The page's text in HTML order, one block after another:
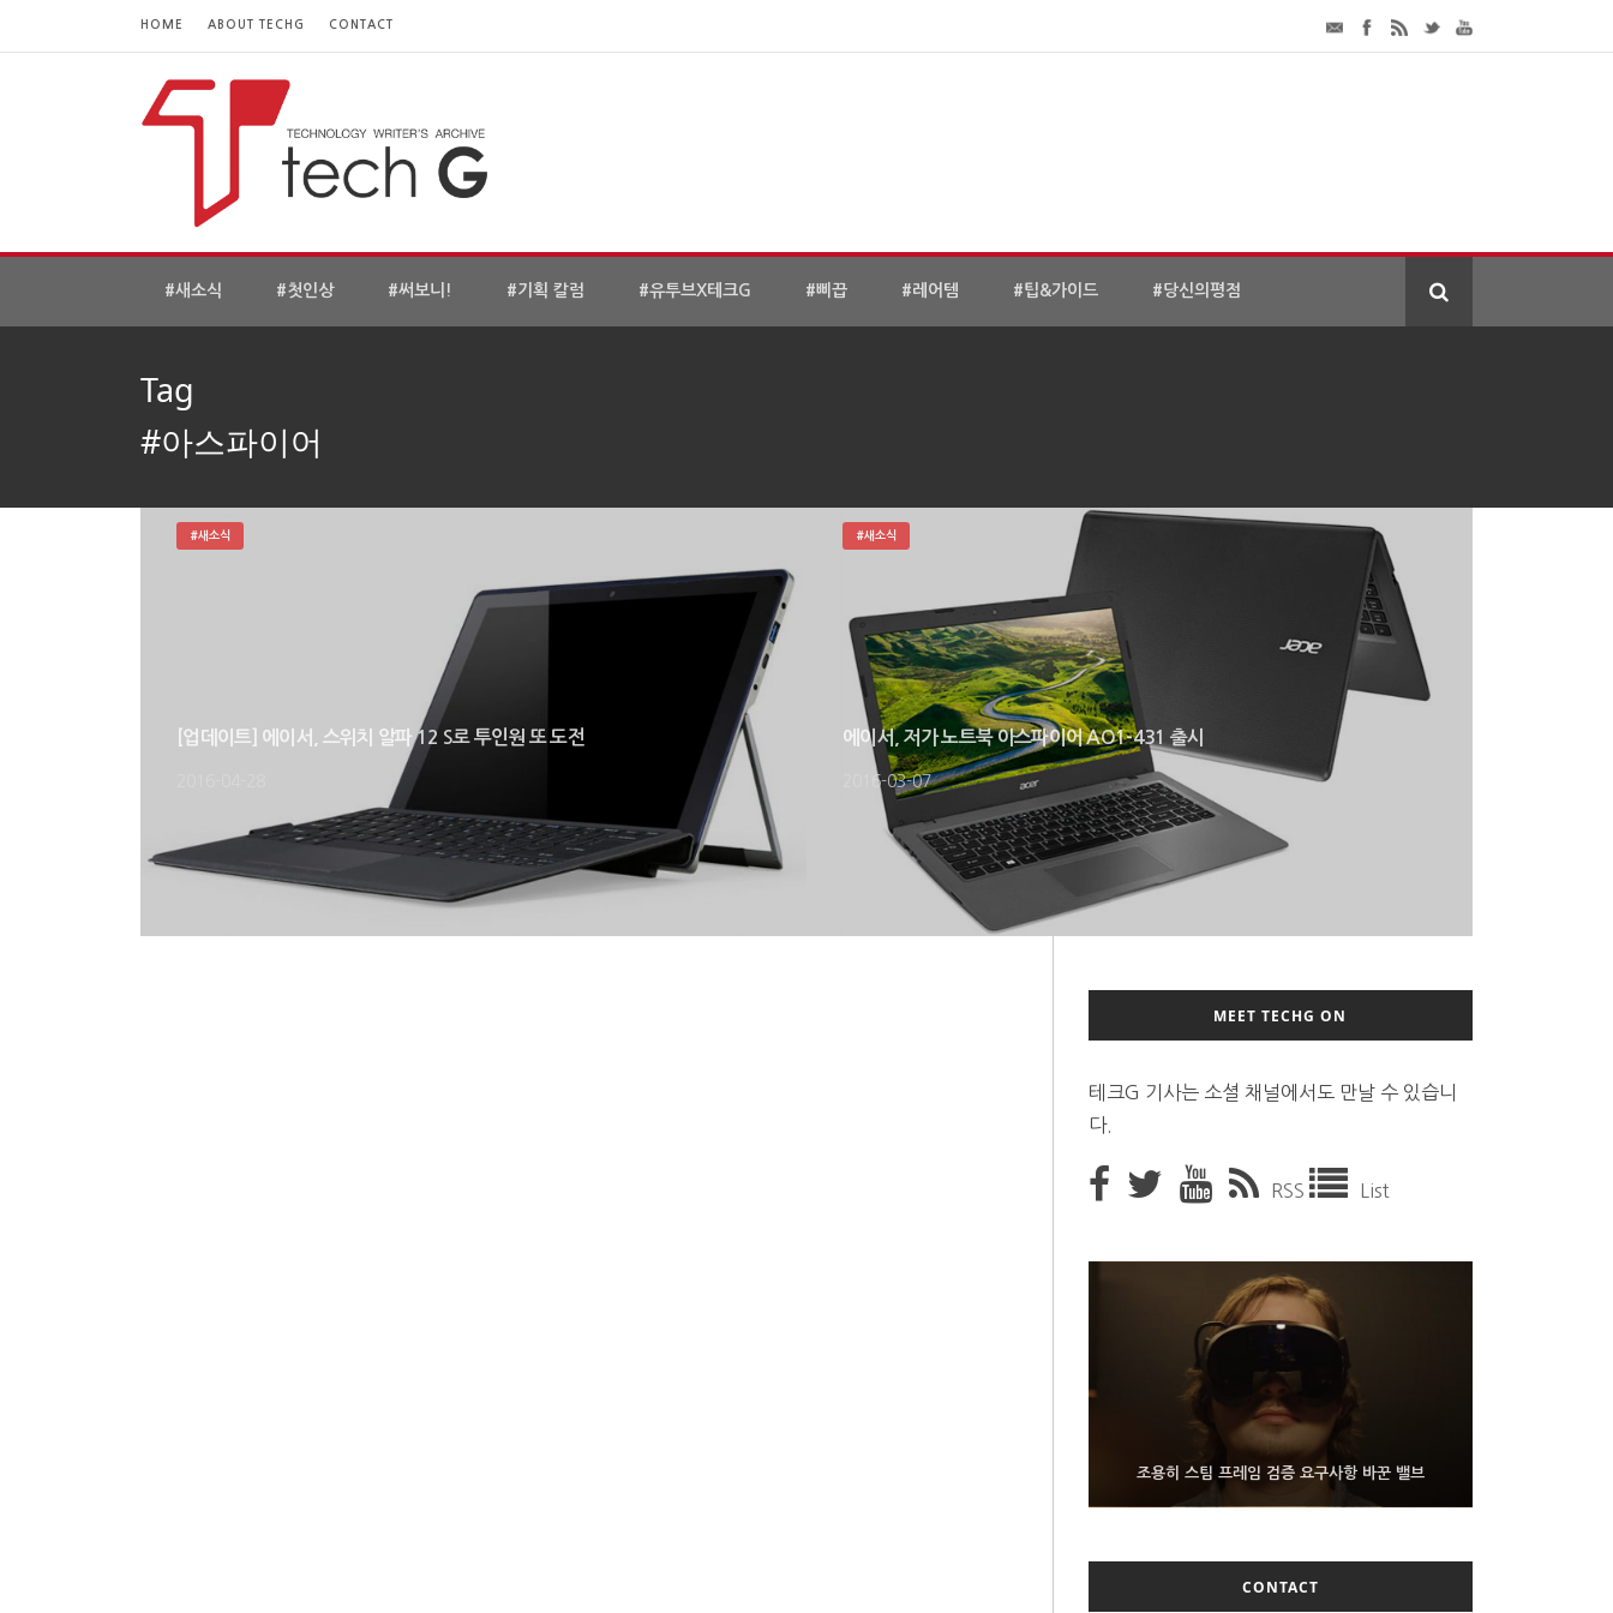
HOME ABOUT TECHG CONTACT
#새소식 #첫인상 #써보니! #기획 칼럼 #유투브X테크G #삐끕 #레어템 #팁&가이드 #당신의평점
Tag
#아스파이어
[업데이트] 에이서, 스위치 알파 12 S로 투인원 또 도전
#새소식
에이서, 저가 노트북 아스파이어 AO1-431 출시
2016-03-07
#새소식
MEET TECHG ON
테크G 기사는 소셜 채널에서도 만날 수 있습니
다.
RSS List
조용히 스팀 프레임 검증 요구사항 바꾼 밸브
9월 4일부터 서비스 접는 안드로이드 장치용 구글 어
시스턴트
FMS 2026서 차세대 3D 메모리 ZHBM·ZNAND-O
모형 처음 선보인 삼성전자
CONTACT